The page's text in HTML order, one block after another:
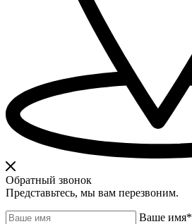
Обратный звонок
Представьтесь, мы вам перезвоним.
Ваше имя*